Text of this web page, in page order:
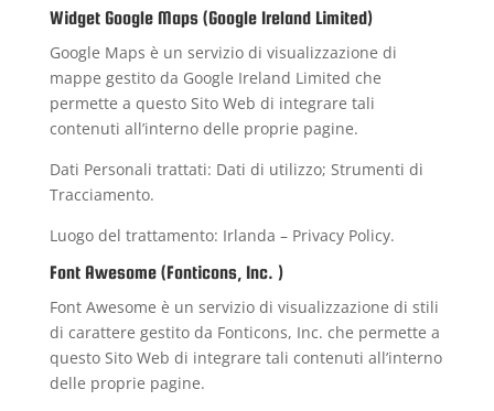
Widget Google Maps (Google Ireland Limited)
Google Maps è un servizio di visualizzazione di
mappe gestito da Google Ireland Limited che
permette a questo Sito Web di integrare tali
contenuti all’interno delle proprie pagine.
Dati Personali trattati: Dati di utilizzo; Strumenti di
Tracciamento.
Luogo del trattamento: Irlanda – Privacy Policy.
Font Awesome (Fonticons, Inc. )
Font Awesome è un servizio di visualizzazione di stili
di carattere gestito da Fonticons, Inc. che permette a
questo Sito Web di integrare tali contenuti all’interno
delle proprie pagine.